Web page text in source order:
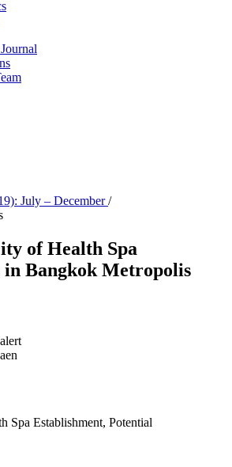
July – December/
of Health Spa
in Bangkok Metropolis
Spa Establishment, Potential